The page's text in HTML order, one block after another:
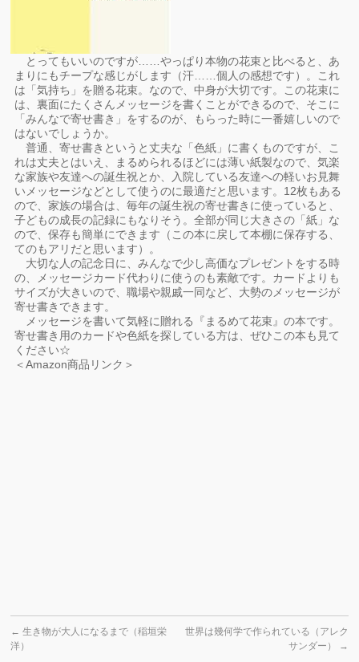
とってもいいのですが……やっぱり本物の花束と比べると、あ
まりにもチープな感じがします（汗……個人の感想です）。これ
は「気持ち」を贈る花束。なので、中身が大切です。この花束に
は、裏面にたくさんメッセージを書くことができるので、そこに
「みんなで寄せ書き」をするのが、もらった時に一番嬉しいので
はないでしょうか。
普通、寄せ書きというと丈夫な「色紙」に書くものですが、こ
れは丈夫とはいえ、まるめられるほどには薄い紙製なので、気楽
な家族や友達への誕生祝とか、入院している友達への軽いお見舞
いメッセージなどとして使うのに最適だと思います。12枚もある
ので、家族の場合は、毎年の誕生祝の寄せ書きに使っていると、
子どもの成長の記録にもなりそう。全部が同じ大きさの「紙」な
ので、保存も簡単にできます（この本に戻して本棚に保存する、
てのもアリだと思います）。
大切な人の記念日に、みんなで少し高価なプレゼントをする時
の、メッセージカード代わりに使うのも素敵です。カードよりも
サイズが大きいので、職場や親戚一同など、大勢のメッセージが
寄せ書きできます。
メッセージを書いて気軽に贈れる『まるめて花束』の本です。
寄せ書き用のカードや色紙を探している方は、ぜひこの本も見て
ください☆
＜Amazon商品リンク＞
← 生き物が大人になるまで（稲垣栄
洋）
世界は幾何学で作られている（アレク
サンダー）
→